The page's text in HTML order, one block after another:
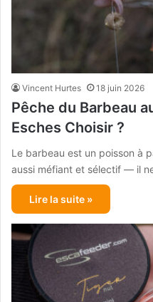
Vincent Hurtes 18 juin 2026
Pêche du Barbeau
Esches Choisir ?
Le barbeau est un poisson à
aussi méfiant et sélectif — il
Lire la suite »